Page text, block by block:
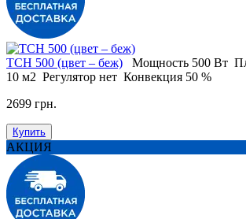
TCH 500 (цвет – беж) Мощность 500 Вт
10 м2 Регулятор нет Конвекция 50 %
2699 грн.
Купить
АКЦИЯ